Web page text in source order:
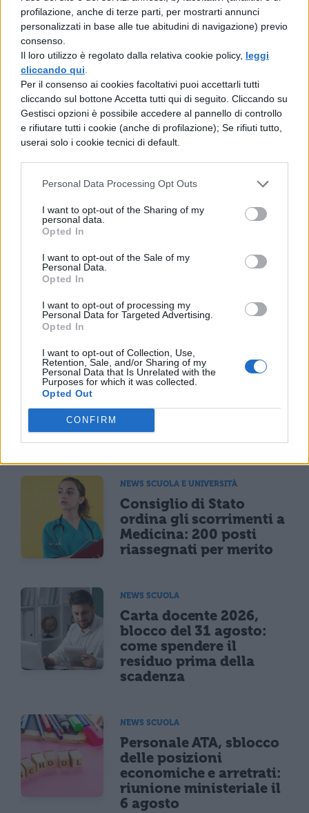
profilazione, anche di terze parti, per mostrarti annunci
personalizzati in base alle tue abitudini di navigazione) previo
consenso.
Il loro utilizzo è regolato dalla relativa cookie policy, leggi
cliccando qui
Per il consenso ai cookies facoltativi puoi accettarli tutti
cliccando sul bottone Accetta tutti qui di seguito. Cliccando su
Gestisci opzioni è possibile accedere al pannello di controllo
e rifiutare tutti i cookie (anche di profilazione); Se rifiuti tutto,
userai solo i cookie tecnici di default.
Personal Data Processing Opt Outs
I want to opt-out of the Sharing of my
personal data.
Opted In
I want to opt-out of the Sale of my
Personal Data.
Opted In
I want to opt-out of processing my
Personal Data for Targeted Advertising.
Opted In
I want to opt-out of Collection, Use,
Retention, Sale, and/or Sharing of my
Personal Data that Is Unrelated with the
Purposes for which it was collected.
Opted Out
CONFIRM
TI POTREBBE INTERESSARE
Maturità 2026, il sud
25% per il taglio ai
bonus
NEWS SCUOLA E UNIVERSITÀ
Montalcini, 54 vincitori
per assunzioni e ricerca
NEWS SCUOLA E UNIVERSITÀ
Consiglio di Stato
ordina gli scorrimenti a
Medicina: 200 posti
riassegnati per merito
NEWS SCUOLA
Carta docente 2026,
blocco del 31 agosto:
come spendere il
residuo prima della
scadenza
NEWS SCUOLA
Personale ATA, sblocco
delle posizioni
economiche e arretrati:
riunione ministeriale il
6 agosto